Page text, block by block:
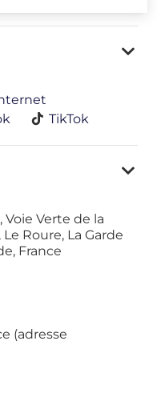
TikTok
Voie Verte de la
Roure, La Garde
France
(adresse